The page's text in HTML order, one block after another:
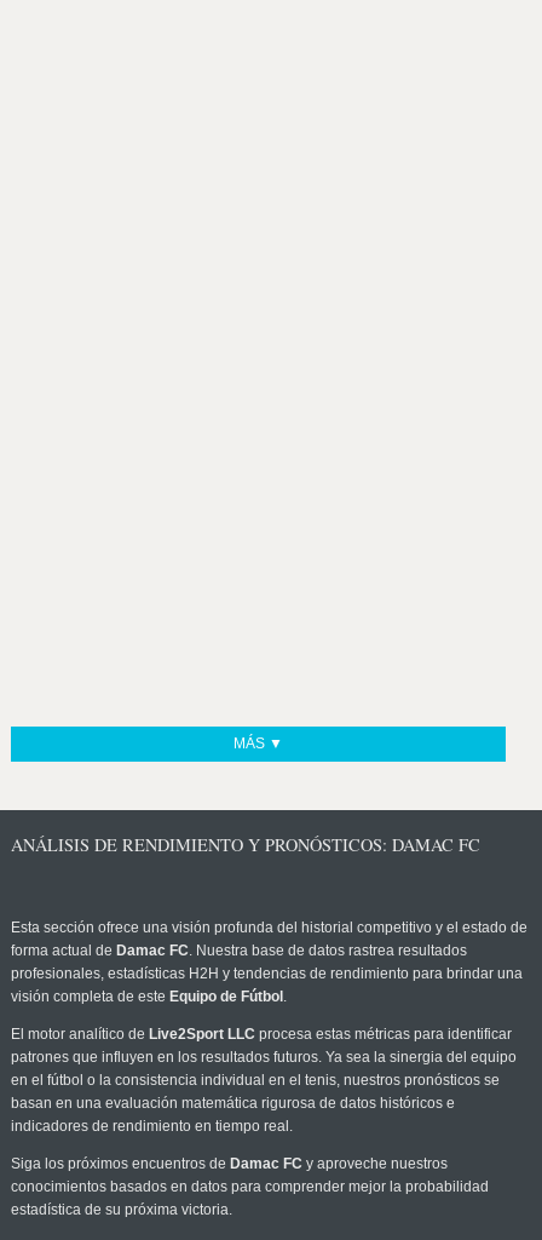
MÁS ▼
ANÁLISIS DE RENDIMIENTO Y PRONÓSTICOS: DAMAC FC
Esta sección ofrece una visión profunda del historial competitivo y el estado de
forma actual de Damac FC. Nuestra base de datos rastrea resultados
profesionales, estadísticas H2H y tendencias de rendimiento para brindar una
visión completa de este Equipo de Fútbol .
El motor analítico de Live2Sport LLC procesa estas métricas para identificar
patrones que influyen en los resultados futuros. Ya sea la sinergia del equipo
en el fútbol o la consistencia individual en el tenis, nuestros pronósticos se
basan en una evaluación matemática rigurosa de datos históricos e
indicadores de rendimiento en tiempo real.
Siga los próximos encuentros de Damac FC y aproveche nuestros
conocimientos basados en datos para comprender mejor la probabilidad
estadística de su próxima victoria.